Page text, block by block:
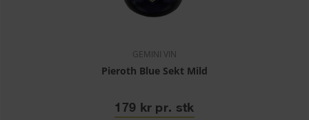
GEMINI VIN
Pieroth Blue Sekt Mild
179 kr pr. stk